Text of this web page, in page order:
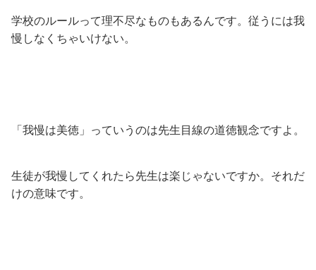
学校のルールって理不尽なものもあるんです。従うには我
慢しなくちゃいけない。
「我慢は美徳」っていうのは先生目線の道徳観念ですよ。
生徒が我慢してくれたら先生は楽じゃないですか。それだ
けの意味です。